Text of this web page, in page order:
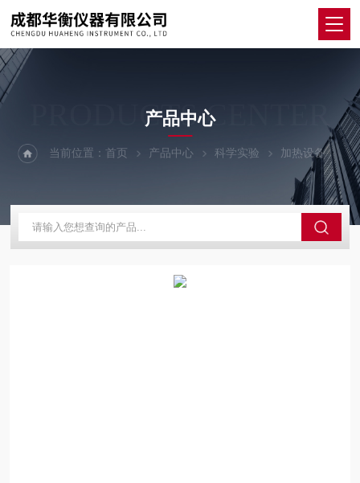
PRODUCTS CENTER
产品中心
当前位置：首页 产品中心 科学实验 加热设备